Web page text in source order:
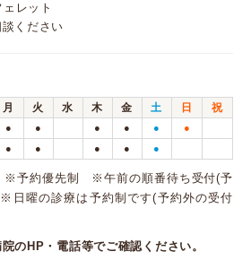
レット
ください
月 火 水 木 金 土 日
祝
● ● ● ● ● ●
● ● ● ● ●
予約優先制 ※午前の順番待ち受付(予
曜の診療は予約制です(予約外の受付
のHP・電話等でご確認ください。